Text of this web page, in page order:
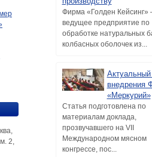
2,
Фирма «Голден Кейсинг»
ведущее предприятие по
обработке натуральных
колбасных оболочек из...
Актуальный
внедрения
«Меркурий»
Статья подготовлена по
материалам доклада,
прозвучавшего на VII
Международном мясном
конгрессе, пос...